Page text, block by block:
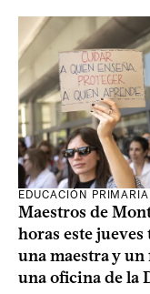
EDUCACIÓN PRIMARIA
Maestros de
horas este jueves
una maestra y
una oficina de la